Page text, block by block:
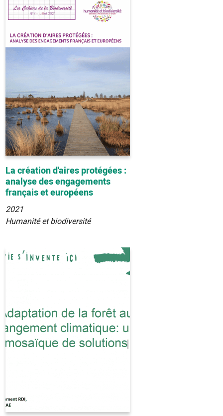
La création d'aires protégées :
analyse des engagements
français et européens
2021
Humanité et biodiversité